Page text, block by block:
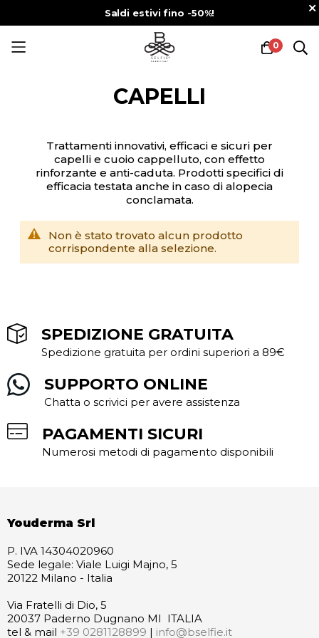
Saldi estivi fino -50%!
0
CAPELLI
Trattamenti innovativi, efficaci e sicuri per
capelli e cuoio cappelluto, con effetto
rinforzante e anti-caduta. Prodotti specifici di
efficacia testata anche in caso di alopecia
conclamata.
Non è stato trovato alcun prodotto
corrispondente alla selezione.
SPEDIZIONE GRATUITA
Spedizione gratuita per ordini superiori a 89€
SUPPORTO ONLINE
Chatta o scrivici per avere assistenza
PAGAMENTI SICURI
Numerosi metodi di pagamento disponibili
Youderma Srl
P. IVA 14304020960
Sede legale: Viale Luigi Majno, 5
20122 Milano - Italia
Via Fratelli di Dio, 5
20037 Paderno Dugnano MI ITALIA
tel & mail +39 0281128899 | info@bselfie.it